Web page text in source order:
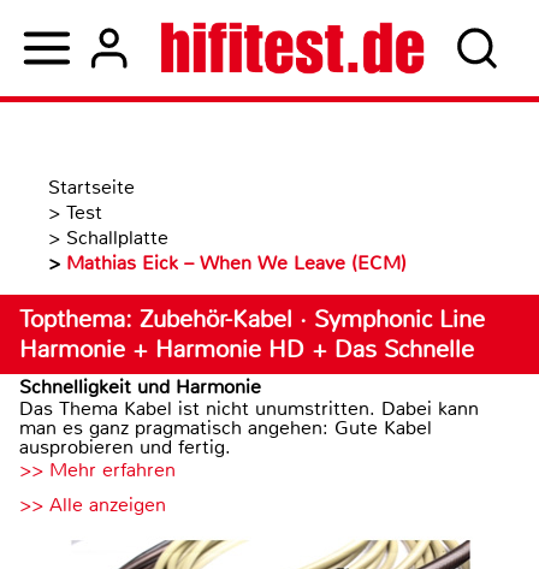
Startseite
> Test
> Schallplatte
> Mathias Eick – When We Leave (ECM)
Topthema: Zubehör-Kabel · Symphonic Line
Harmonie + Harmonie HD + Das Schnelle
Schnelligkeit und Harmonie
Das Thema Kabel ist nicht unumstritten. Dabei kann
man es ganz pragmatisch angehen: Gute Kabel
ausprobieren und fertig.
>> Mehr erfahren
>> Alle anzeigen